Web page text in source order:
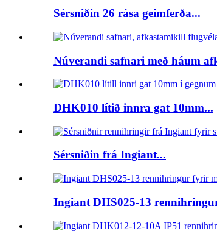
Sérsniðin 26 rása geimferða...
Núverandi safnari með háum
DHK010 lítið innra gat 10mm...
Sérsniðin frá Ingiant...
Ingiant DHS025-13